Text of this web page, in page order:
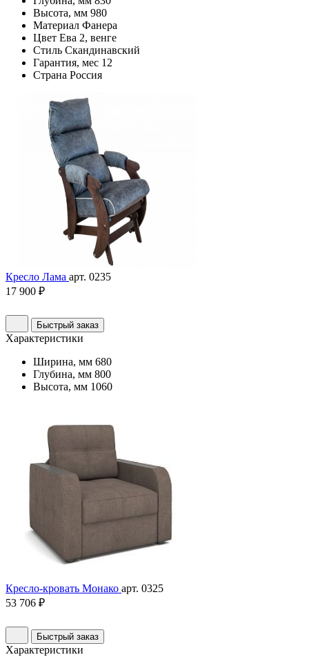
Высота, мм 980
Материал Фанера
Цвет Ева 2, венге
Стиль Скандинавский
Гарантия, мес 12
Страна Россия
Кресло Лама арт. 0235
17 900 ₽
Быстрый заказ
Характеристики
Ширина, мм 680
Глубина, мм 800
Высота, мм 1060
Кресло-кровать Монако арт. 0325
53 706 ₽
Быстрый заказ
Характеристики